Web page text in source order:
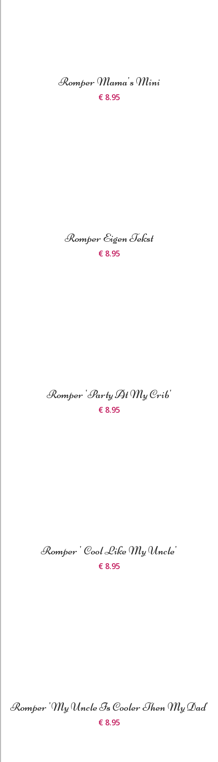
Romper Mama's Mini
€ 8.95
Romper Eigen Tekst
€ 8.95
Romper 'Party At My Crib'
€ 8.95
Romper ' Cool Like My Uncle'
€ 8.95
Romper 'My Uncle Is Cooler Then My Dad'
€ 8.95